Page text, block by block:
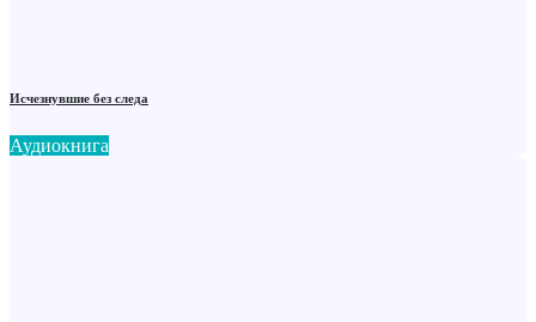
Исчезнувшие без следа
Аудиокнига